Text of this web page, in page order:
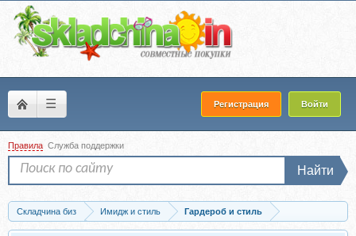
☰ Регистрация Войти
Правила Служба поддержки
Найти
Складчина биз Имидж и стиль
Гардероб и стиль
Скачать Стилевые мелочи для мужчин (Роман Медный)